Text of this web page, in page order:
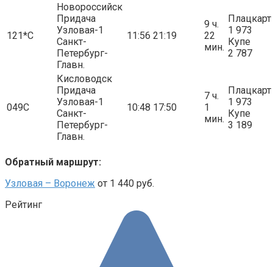
121*С
Новороссийск
Придача
Узловая-1
Санкт-
Петербург-
Главн.
11:56 21:19
9 ч.
22
мин.
Плацкарт
1 973
Купе
2 787
049С
Кисловодск
Придача
Узловая-1
Санкт-
Петербург-
Главн.
10:48 17:50
7 ч.
1
мин.
Плацкарт
1 973
Купе
3 189
Обратный маршрут:
Узловая – Воронеж от 1 440 руб.
Рейтинг